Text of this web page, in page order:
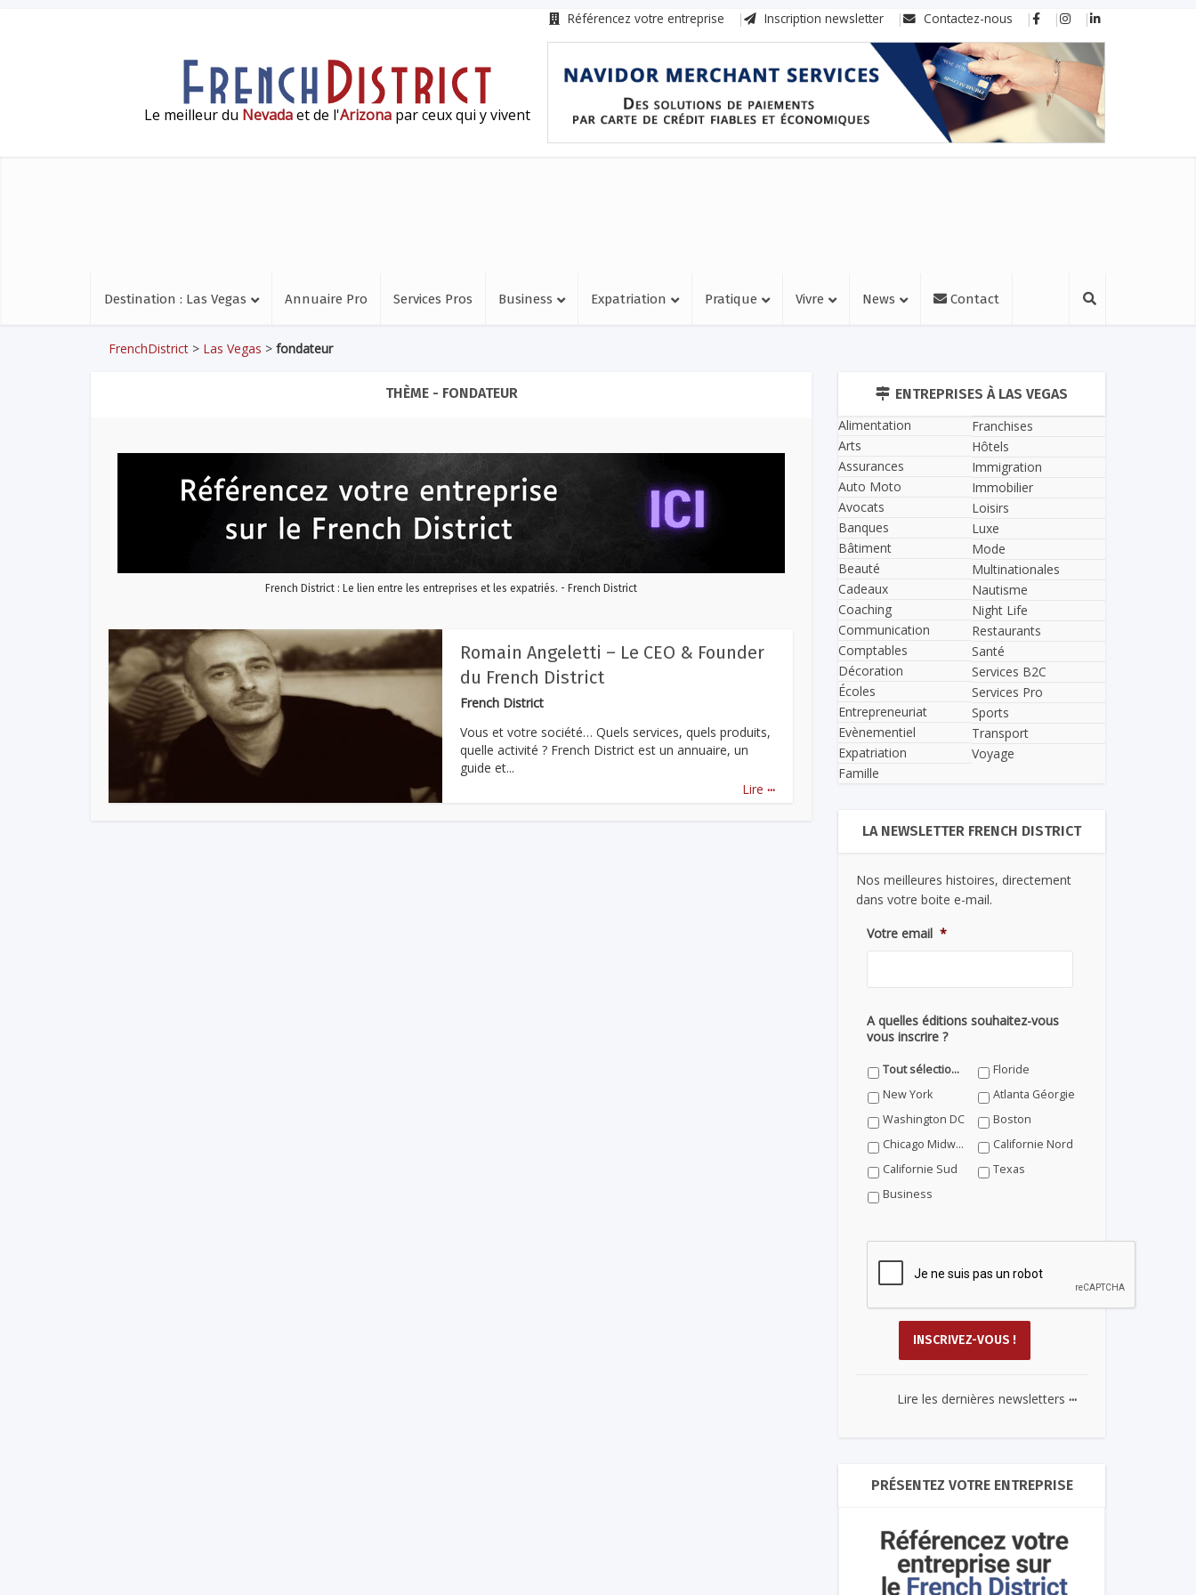
Référencez votre entreprise Inscription newsletter Contactez-nous
Le meilleur du Nevadaet de l'Arizona par ceux qui y vivent
Destination : Las Vegas Annuaire Pro Services Pros Business Expatriation Pratique Vivre News Contact
FrenchDistrict > Las Vegas > fondateur
THÈME - FONDATEUR
French District : Le lien entre les entreprises et les expatriés. - French District
Romain Angeletti – Le CEO & Founder
du French District
French District
Vous et votre société… Quels services, quels produits,
quelle activité ? French District est un annuaire, un
guide et...
Lire ...
ENTREPRISES À LAS VEGAS
Alimentation
Arts
Assurances
Auto Moto
Avocats
Banques
Bâtiment
Beauté
Cadeaux
Coaching
Communication
Comptables
Décoration
Écoles
Entrepreneuriat
Evènementiel
Expatriation
Famille
Franchises
Hôtels
Immigration
Immobilier
Loisirs
Luxe
Mode
Multinationales
Nautisme
Night Life
Restaurants
Santé
Services B2C
Services Pro
Sports
Transport
Voyage
LA NEWSLETTER FRENCH DISTRICT
Nos meilleures histoires, directement
dans votre boite e-mail.
Votre email *
A quelles éditions souhaitez-vous
vous inscrire ?
Tout sélectionner
Floride
New York
Atlanta Géorgie
Washington DC
Boston
Chicago Midwest
Californie Nord
Californie Sud
Texas
Business
Lire les dernières newsletters ...
PRÉSENTEZ VOTRE ENTREPRISE